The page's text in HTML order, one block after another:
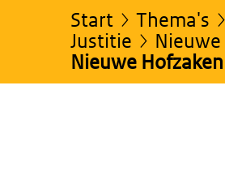
Start Thema's
Justitie
Nieuwe